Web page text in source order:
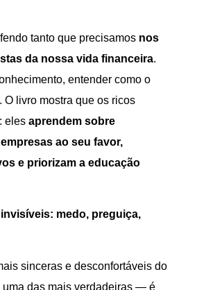
tanto que precisamos nos
da nossa vida financeira.
entender como o
O livro mostra que os ricos
eles aprendem sobre
ao seu favor,
e priorizam a educação
medo, preguiça,
sinceras e desconfortáveis do
uma das mais verdadeiras — é